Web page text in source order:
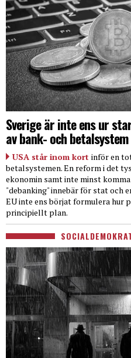
Sverige är inte ens ur
av bank- och betalsystem
USA står inom kort inför en
betalsystemen. En reform i det
ekonomin samt inte minst
"debanking" innebär för stat och
EU inte ens börjat formulera hur
principiellt plan.